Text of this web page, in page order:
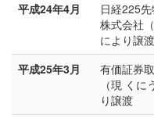
平成24年4月
日経225
株式会社
により譲渡
平成25年3月
有価証券
（現 く
り譲渡